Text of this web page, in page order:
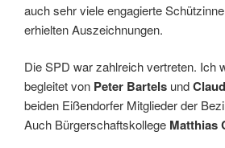
auch sehr viele engagierte
erhielten Auszeichnungen.
Die SPD war zahlreich vertreten. Ich
begleitet von Peter Bartels und
beiden Eißendorfer Mitglieder der
Auch Bürgerschaftskollege Matthias